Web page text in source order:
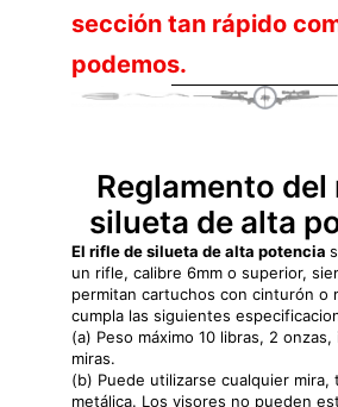
sección tan rápido
podemos.
Reglamento del
silueta de alta
El rifle de silueta de alta potencia
un rifle, calibre 6mm o superior,
permitan cartuchos con cinturón o
cumpla las siguientes
(a) Peso máximo 10 libras, 2
miras.
(b) Puede utilizarse cualquier mira,
metálica. Los visores no pueden